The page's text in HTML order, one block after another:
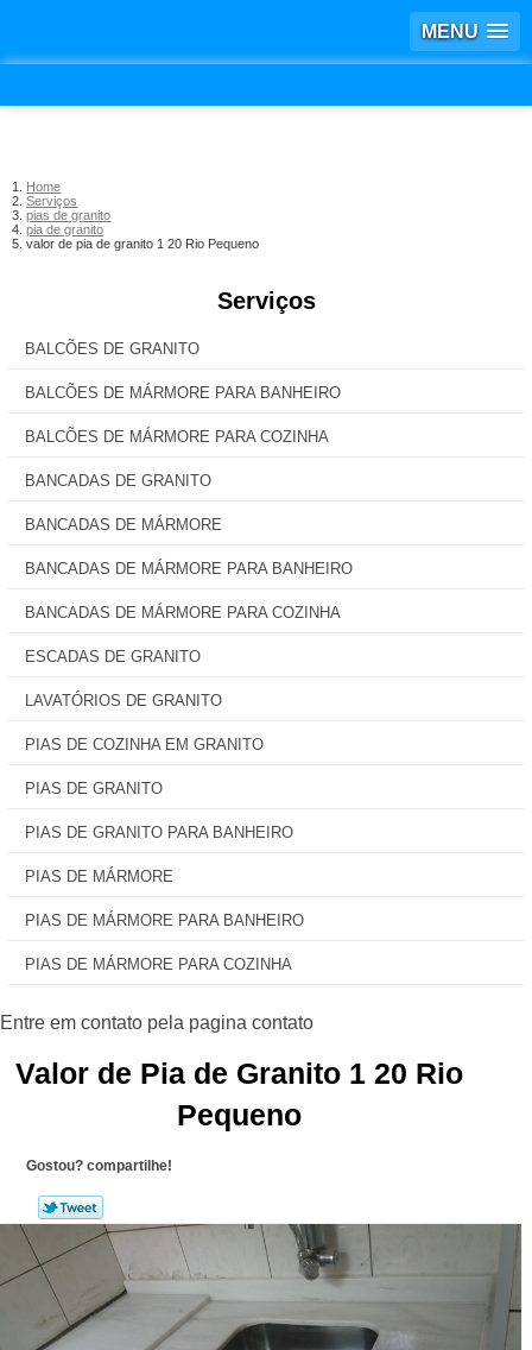
MENU
Home
Serviços
pias de granito
pia de granito
valor de pia de granito 1 20 Rio Pequeno
Serviços
BALCÕES DE GRANITO
BALCÕES DE MÁRMORE PARA BANHEIRO
BALCÕES DE MÁRMORE PARA COZINHA
BANCADAS DE GRANITO
BANCADAS DE MÁRMORE
BANCADAS DE MÁRMORE PARA BANHEIRO
BANCADAS DE MÁRMORE PARA COZINHA
ESCADAS DE GRANITO
LAVATÓRIOS DE GRANITO
PIAS DE COZINHA EM GRANITO
PIAS DE GRANITO
PIAS DE GRANITO PARA BANHEIRO
PIAS DE MÁRMORE
PIAS DE MÁRMORE PARA BANHEIRO
PIAS DE MÁRMORE PARA COZINHA
Valor de Pia de Granito 1 20 Rio
Pequeno
Gostou? compartilhe!